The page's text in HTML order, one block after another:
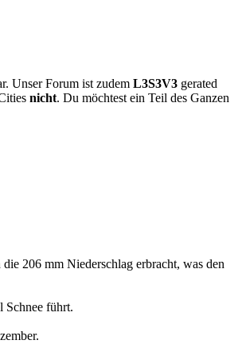
Unser Forum ist zudem L3S3V3 gerated
nicht. Du möchtest ein Teil des Ganzen
206 mm Niederschlag erbracht, was den
Schnee führt.